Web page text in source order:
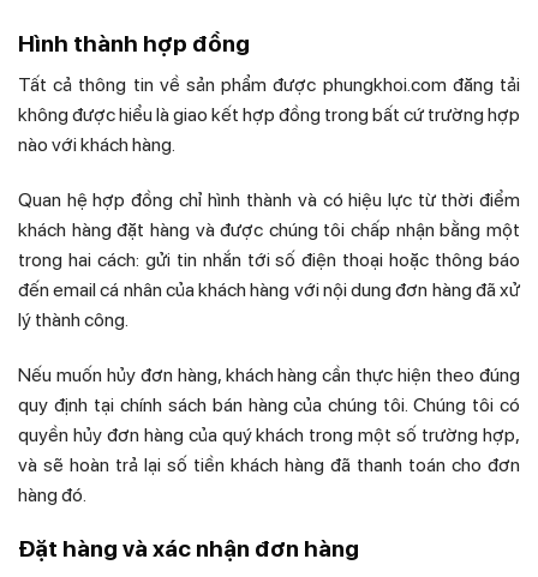
Hình thành hợp đồng
Tất cả thông tin về sản phẩm được phungkhoi.com đăng tải
không được hiểu là giao kết hợp đồng trong bất cứ trường hợp
nào với khách hàng.
Quan hệ hợp đồng chỉ hình thành và có hiệu lực từ thời điểm
khách hàng đặt hàng và được chúng tôi chấp nhận bằng một
trong hai cách: gửi tin nhắn tới số điện thoại hoặc thông báo
đến email cá nhân của khách hàng với nội dung đơn hàng đã xử
lý thành công.
Nếu muốn hủy đơn hàng, khách hàng cần thực hiện theo đúng
quy định tại chính sách bán hàng của chúng tôi. Chúng tôi có
quyền hủy đơn hàng của quý khách trong một số trường hợp,
và sẽ hoàn trả lại số tiền khách hàng đã thanh toán cho đơn
hàng đó.
Đặt hàng và xác nhận đơn hàng